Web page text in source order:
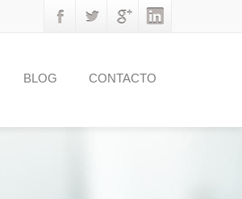
BLOG CONTACTO